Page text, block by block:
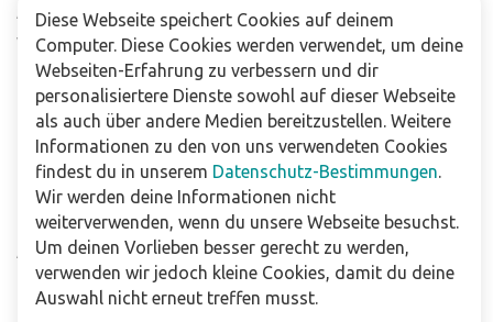
Abonniere unseren Newsletter
Verkaufsstellen
Für Unternehmen
Downloads
Impressum
Datenschutzbestimmungen
Allgemeine Verkaufs- und Lieferbedingungen
Haftungsausschluss
Diese Webseite speichert Cookies auf deinem
Computer. Diese Cookies werden verwendet, um deine
Webseiten-Erfahrung zu verbessern und dir
personalisiertere Dienste sowohl auf dieser Webseite
als auch über andere Medien bereitzustellen. Weitere
Informationen zu den von uns verwendeten Cookies
findest du in unserem Datenschutz-Bestimmungen.
Wir werden deine Informationen nicht
weiterverwenden, wenn du unsere Webseite besuchst.
Um deinen Vorlieben besser gerecht zu werden,
verwenden wir jedoch kleine Cookies, damit du deine
Auswahl nicht erneut treffen musst.